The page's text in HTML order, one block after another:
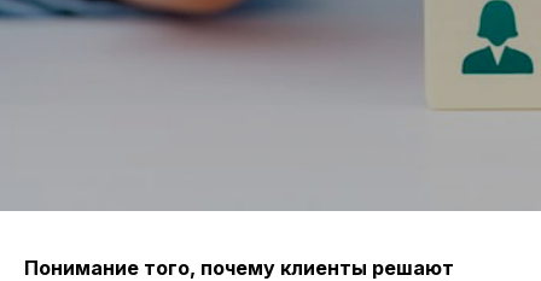
Понимание того, почему клиенты решают